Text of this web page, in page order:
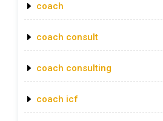
coach
coach consult
coach consulting
coach icf